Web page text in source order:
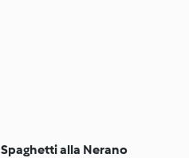
Spaghetti alla Nerano